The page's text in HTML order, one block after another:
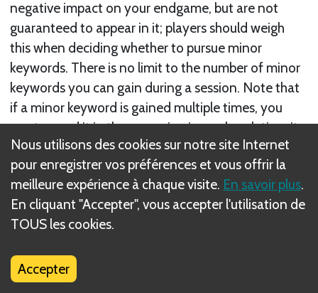
negative impact on your endgame, but are not
guaranteed to appear in it; players should weigh
this when deciding whether to pursue minor
keywords. There is no limit to the number of minor
keywords you can gain during a session. Note that
if a minor keyword is gained multiple times, you
must record it in the campaign journal each time it
is gained.
Suivant
Guild Assist
Side Quests Overview
Nous utilisons des cookies sur notre site Internet
pour enregistrer vos préférences et vous offrir la
meilleure expérience à chaque visite. En savoir plus.
En cliquant "Accepter", vous accepter l'utilisation de
TOUS les cookies.
Accepter